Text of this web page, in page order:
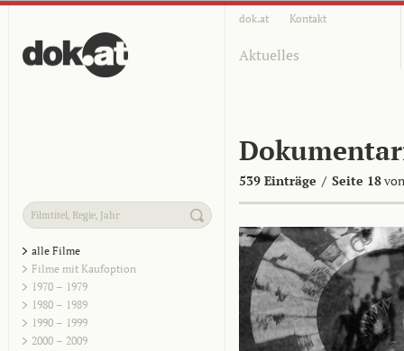
dok.at Kontakt
Aktuelles
539 Einträge / Seite 18
alle Filme
Filme mit Kaufoption
1970 – 1979
1980 – 1989
1990 – 1999
2000 – 2009